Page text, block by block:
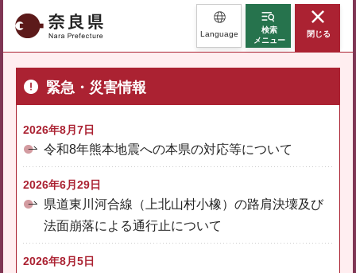
奈良県 Language
検索
メニュー
閉じる
緊急・災害情報
2026年8月7日
令和8年熊本地震への本県の対応等について
2026年6月29日
県道東川河合線（上北山村小橡）の路肩決壊及び
法面崩落による通行止について
2026年8月5日